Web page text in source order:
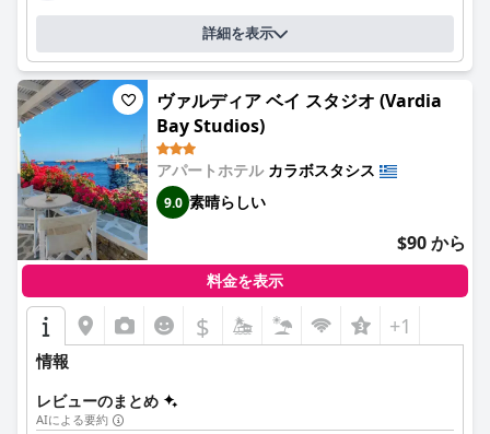
詳細を表示
ヴァルディア ベイ スタジオ (Vardia
Bay Studios)
アパートホテル カラボスタシス
9.0 素晴らしい
$90 から
料金を表示
$ +1
情報
レビューのまとめ
AIによる要約